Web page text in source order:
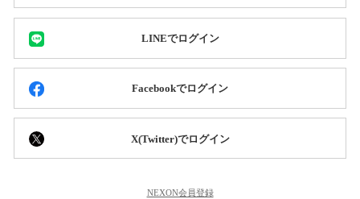
LINEでログイン
Facebookでログイン
X(Twitter)でログイン
NEXON会員登録